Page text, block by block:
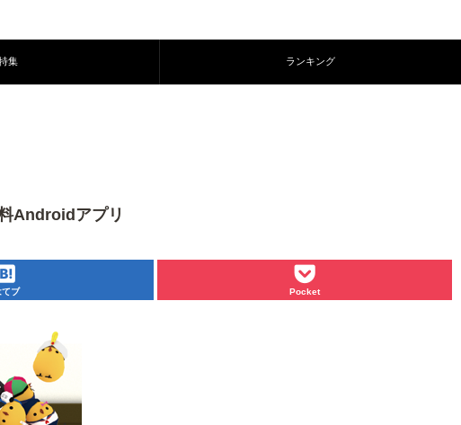
集 ランキング
Androidアプリ
てブ Pocket